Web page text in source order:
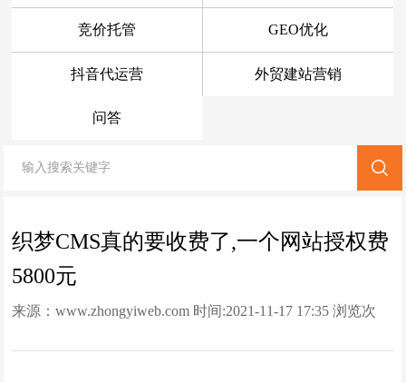
响应式网站建设
品牌网站建设
商城网站建设
竞价托管
全网营销
百家号代运营
爱采购代运营
竞价托管 GEO优化
抖音代运营 外贸建站营销
问答
织梦CMS真的要收费了,一个网站授权费
5800元
来源：www.zhongyiweb.com 时间:2021-11-17 17:35 浏览次
数:591980次